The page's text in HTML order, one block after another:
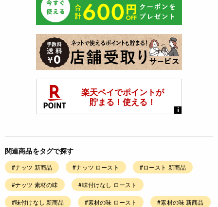
関連商品をタグで探す
#ナッツ 新商品 #ナッツ ロースト #ロースト 新商品
#ナッツ 素材の味 #味付けなし ロースト
#味付けなし 新商品 #素材の味 ロースト #素材の味 新商品